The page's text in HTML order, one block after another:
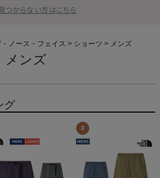
つからない方はこちら
ノース・フェイス ショーツ メンズ
メンズ
グ